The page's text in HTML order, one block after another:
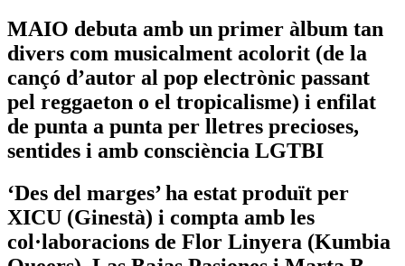
MAIO debuta amb un primer àlbum tan
divers com musicalment acolorit (de la
cançó d’autor al pop electrònic passant
pel reggaeton o el tropicalisme) i enfilat
de punta a punta per lletres precioses,
sentides i amb consciència LGTBI
‘Des del marges’ ha estat produït per
XICU (Ginestà) i compta amb les
col·laboracions de Flor Linyera (Kumbia